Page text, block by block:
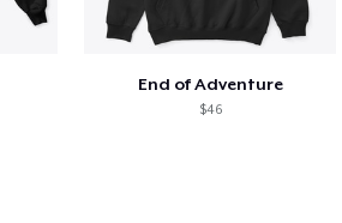
End of Adventure
$46